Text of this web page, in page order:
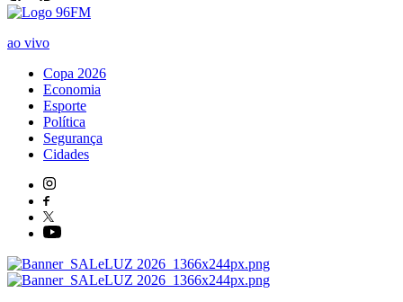
ao vivo
Copa 2026
Economia
Esporte
Política
Segurança
Cidades